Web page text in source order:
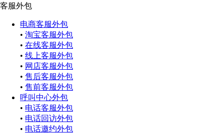
客服外包
电商客服外包
• 淘宝客服外包
• 在线客服外包
• 线上客服外包
• 网店客服外包
• 售后客服外包
• 售前客服外包
呼叫中心外包
• 电话客服外包
• 电话回访外包
• 电话邀约外包